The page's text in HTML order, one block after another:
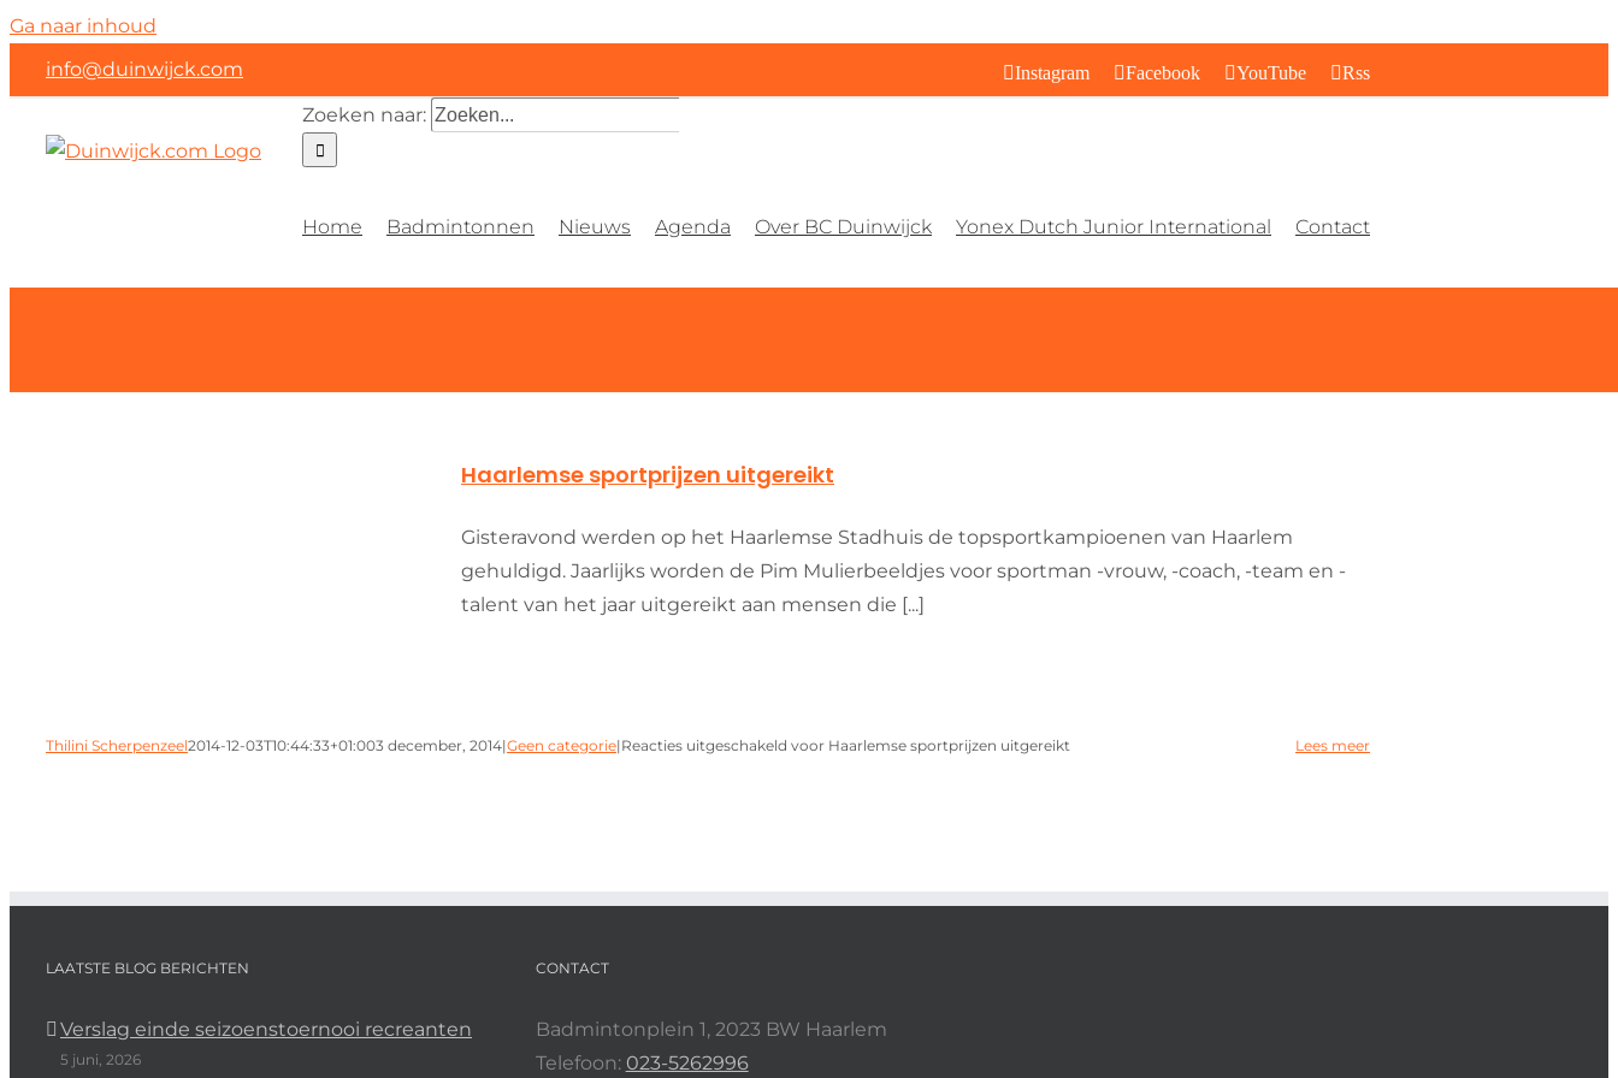
Ga naar inhoud
info@duinwijck.com
Instagram Facebook YouTube Rss
Zoeken naar:
Home Badmintonnen Nieuws Agenda Over BC Duinwijck Yonex Dutch Junior International Contact
Haarlemse sportprijzen uitgereikt
Gisteravond werden op het Haarlemse Stadhuis de topsportkampioenen van Haarlem
gehuldigd. Jaarlijks worden de Pim Mulierbeeldjes voor sportman -vrouw, -coach, -team en -
talent van het jaar uitgereikt aan mensen die [...]
Thilini Scherpenzeel2014-12-03T10:44:33+01:003 december, 2014|Geen categorie|Reacties uitgeschakeld voor Haarlemse sportprijzen uitgereikt Lees meer
LAATSTE BLOG BERICHTEN
Verslag einde seizoenstoernooi recreanten
5 juni, 2026
CONTACT
Badmintonplein 1, 2023 BW Haarlem
Telefoon: 023-5262996